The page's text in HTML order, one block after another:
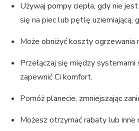
Używaj pompy ciepła, gdy nie
się na piec lub pętlę uziemiającą,
Może obniżyć koszty ogrzewania
Przełączaj się między
zapewnić Ci komfort.
Pomóż planecie, zmniejszając
Możesz otrzymać rabaty lub inne